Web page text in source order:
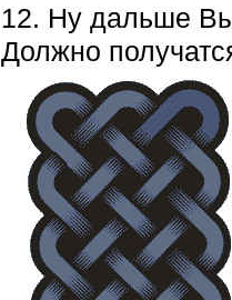
12. Ну дальше
Должно